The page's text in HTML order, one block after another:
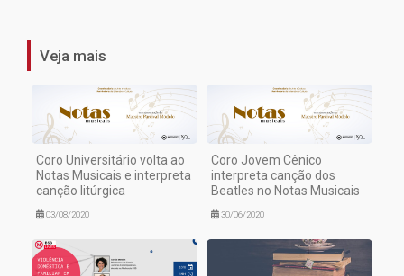
Veja mais
Coro Universitário volta ao
Notas Musicais e interpreta
canção litúrgica
03/08/2020
Coro Jovem Cênico
interpreta canção dos
Beatles no Notas Musicais
30/06/2020